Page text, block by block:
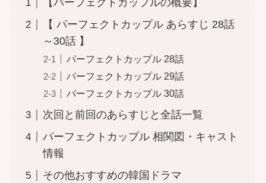
【パーフェクトカップルの概要】
【 パーフェクトカップル あらすじ 28話
～30話 】
パーフェクトカップル 28話
パーフェクトカップル 29話
パーフェクトカップル 30話
次回と前回のあらすじと全話一覧
パーフェクトカップル 相関図・キャスト
情報
その他おすすめの韓国ドラマ